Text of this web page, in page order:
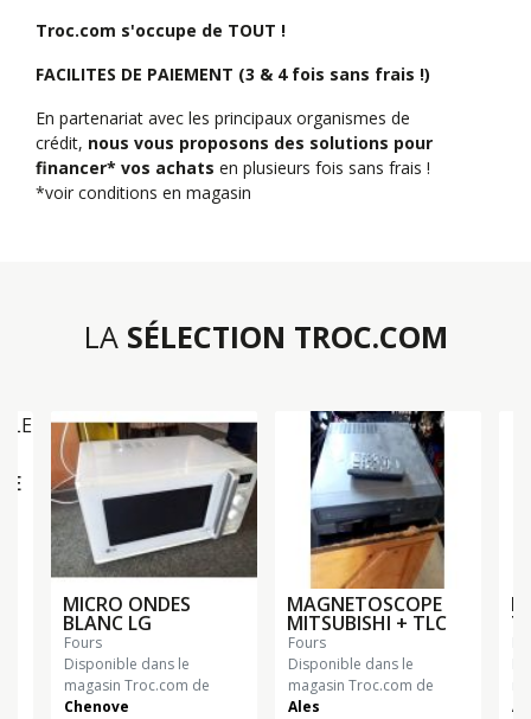
Troc.com s'occupe de TOUT !
FACILITES DE PAIEMENT (3 & 4 fois sans frais !)
En partenariat avec les principaux organismes de
crédit, nous vous proposons des solutions pour
financer* vos achats en plusieurs fois sans frais !
*voir conditions en magasin
LA SÉLECTION TROC.COM
MICRO ONDES
BLANC LG
fours
Disponible dans le
magasin Troc.com de
Chenove
MAGNETOSCOPE
MITSUBISHI + TLC
fours
Disponible dans le
magasin Troc.com de
Ales